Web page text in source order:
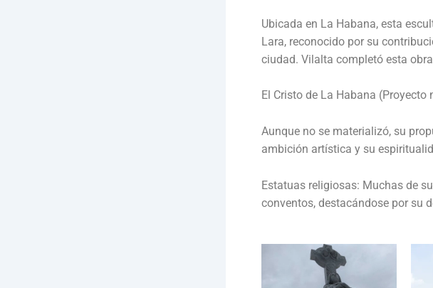
Ubicada en La Habana, esta
Lara, reconocido por su
ciudad. Vilalta completó esta
El Cristo de La Habana (Proyecto
Aunque no se materializó, su
ambición artística y su
Estatuas religiosas: Muchas de
conventos, destacándose por su